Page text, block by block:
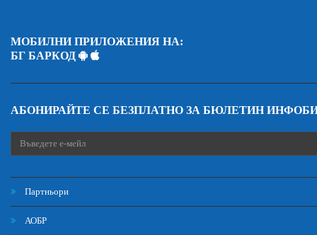
МОБИЛНИ ПРИЛОЖЕНИЯ НА:
БГ БАРКОД
АБОНИРАЙТЕ СЕ БЕЗПЛАТНО ЗА БЮЛЕТИН
Партньори
АОБР